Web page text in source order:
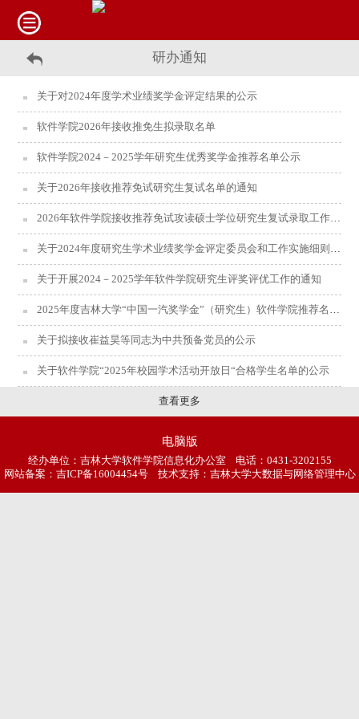
研办通知
关于对2024年度学术业绩奖学金评定结果的公示
软件学院2026年接收推免生拟录取名单
软件学院2024－2025学年研究生优秀奖学金推荐名单公示
关于2026年接收推荐免试研究生复试名单的通知
2026年软件学院接收推荐免试攻读硕士学位研究生复试录取工作办法
关于2024年度研究生学术业绩奖学金评定委员会和工作实施细则的公示
关于开展2024－2025学年软件学院研究生评奖评优工作的通知
2025年度吉林大学“中国一汽奖学金”（研究生）软件学院推荐名单公示
关于拟接收崔益昊等同志为中共预备党员的公示
关于软件学院“2025年校园学术活动开放日“合格学生名单的公示
查看更多
电脑版
经办单位：吉林大学软件学院信息化办公室 电话：0431-3202155
网站备案： 吉ICP备16004454号技术支持：吉林大学大数据与网络管理中心